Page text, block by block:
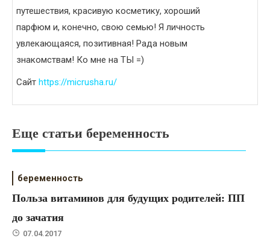
путешествия, красивую косметику, хороший
парфюм и, конечно, свою семью! Я личность
увлекающаяся, позитивная! Рада новым
знакомствам! Ко мне на ТЫ =)
Сайт https://micrusha.ru/
Еще статьи беременность
беременность
Польза витаминов для будущих родителей: ПП
до зачатия
07.04.2017